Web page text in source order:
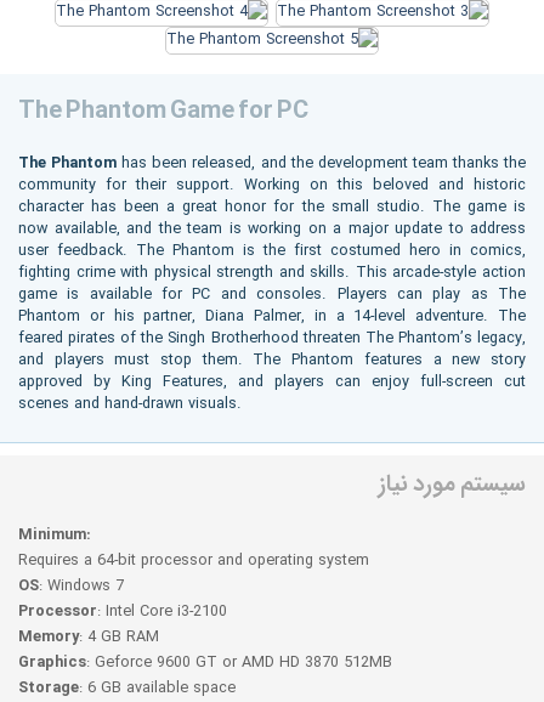
The Phantom Game for PC
The Phantom has been released, and the development team thanks the
community for their support. Working on this beloved and historic
character has been a great honor for the small studio. The game is
now available, and the team is working on a major update to address
user feedback. The Phantom is the first costumed hero in comics,
fighting crime with physical strength and skills. This arcade-style action
game is available for PC and consoles. Players can play as The
Phantom or his partner, Diana Palmer, in a 14-level adventure. The
feared pirates of the Singh Brotherhood threaten The Phantom’s legacy,
and players must stop them. The Phantom features a new story
approved by King Features, and players can enjoy full-screen cut
scenes and hand-drawn visuals.
سیستم مورد نیاز
Minimum:
Requires a 64-bit processor and operating system
OS: Windows 7
Processor: Intel Core i3-2100
Memory: 4 GB RAM
Graphics: Geforce 9600 GT or AMD HD 3870 512MB
Storage: 6 GB available space